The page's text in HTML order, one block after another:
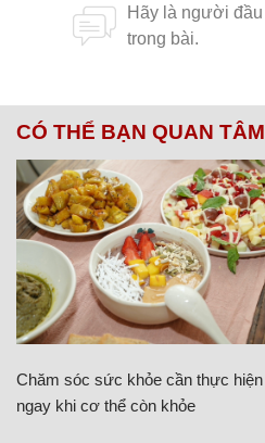
CÓ THỂ BẠN QUAN TÂM
Chăm sóc sức khỏe cần thực hiện
ngay khi cơ thể còn khỏe